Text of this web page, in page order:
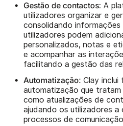
Gestão de contactos: A
utilizadores organizar e
consolidando informações
utilizadores podem
personalizados, notas e
e acompanhar as
facilitando a gestão das
Automatização: Clay
automatização que
como atualizações de
ajudando os utilizadores a
processos de